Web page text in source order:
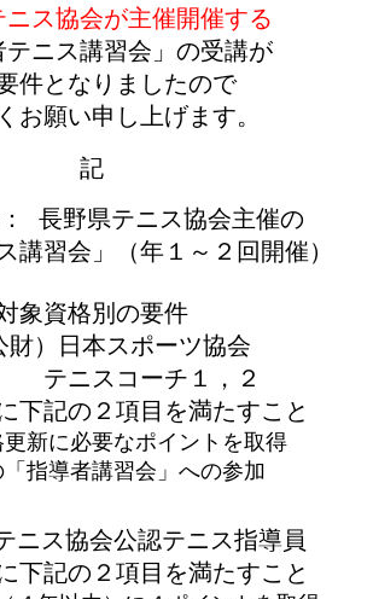
ニス協会が主催開催する
テニス講習会」の受講が
件と なりましたので
お願い申し上げます。
記
：長野県テニス協会主催の
講習会 」 （年１～２回開催）
象資格別の要件
財）日本スポーツ協会
スコーチ１，２
下記の２項目を満たすこと
更新に必要なポイントを取得
「指導者講習会」への参加
ニス協会公認テニス指導員
下記の２項目を満たすこと